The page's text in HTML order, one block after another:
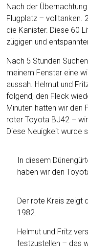
Nach der
Flugplatz – volltanken.
die Kanister. Diese 60
zügigen und
Nach 5 Stunden
meinem Fenster eine
aussah. Helmut und
folgend, den Fleck
Minuten hatten wir den
roter Toyota BJ42 –
Diese Neuigkeit wurde
In diesem
haben wir den
Der rote Kreis zeigt
1982.
Helmut und Fritz
festzustellen – das